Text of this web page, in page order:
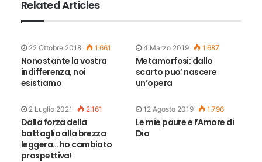
Related Articles
22 Ottobre 2018 1.661
Nonostante la vostra
indifferenza, noi
esistiamo
4 Marzo 2019 1.687
Metamorfosi: dallo
scarto puo’ nascere
un’opera
2 Luglio 2021 2.161
Dalla forza della
battaglia alla brezza
leggera… ho cambiato
prospettiva!
12 Agosto 2019 1.796
Le mie paure e l’Amore di
Dio